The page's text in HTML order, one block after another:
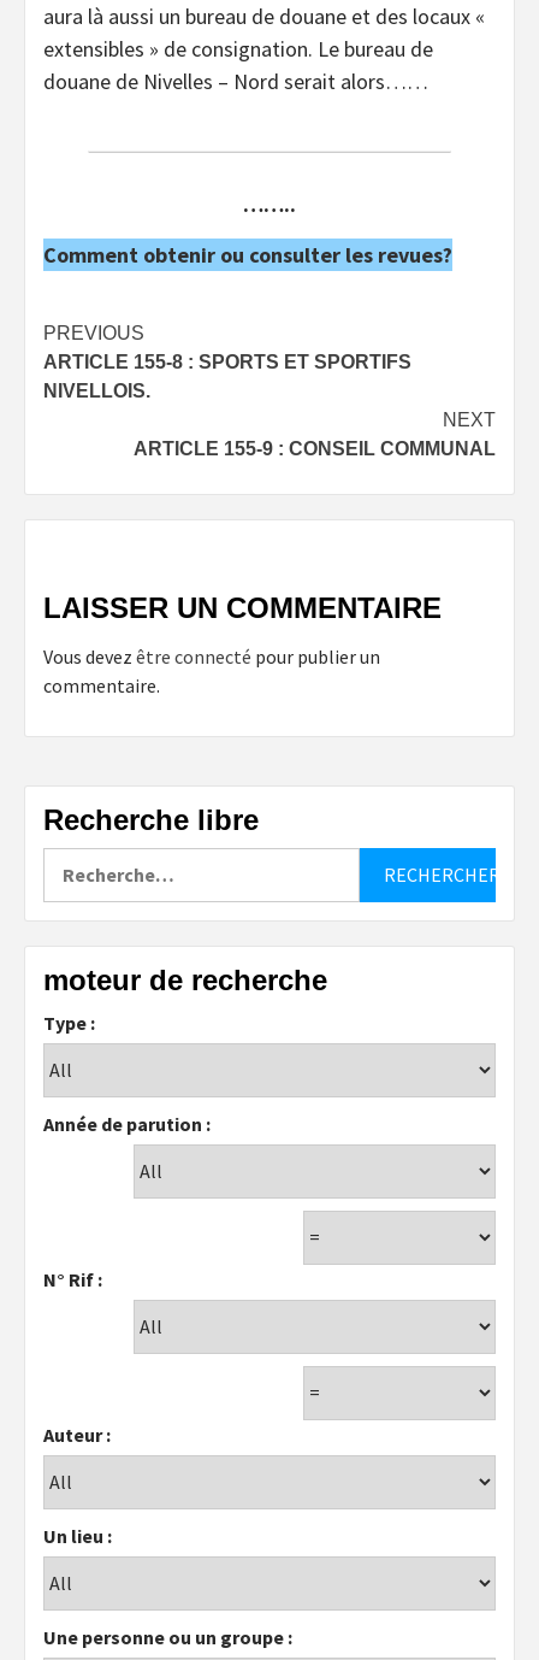
aura là aussi un bureau de douane et des locaux «
extensibles » de consignation. Le bureau de
douane de Nivelles – Nord serait alors……
……..
Comment obtenir ou consulter les revues?
Post
navigation
PREVIOUS
ARTICLE 155-8 : SPORTS ET SPORTIFS
NIVELLOIS.
NEXT
ARTICLE 155-9 : CONSEIL COMMUNAL
LAISSER UN COMMENTAIRE
Vous devez être connecté pour publier un
commentaire.
Recherche libre
moteur de recherche
Type :
Année de parution :
N° Rif :
Auteur :
Un lieu :
Une personne ou un groupe :